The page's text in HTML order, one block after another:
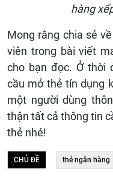
hàng
Mong rằng chia sẻ
viên trong bài viết
cho bạn đọc. Ở thời
cầu mở thẻ tín dụng
một người dùng
thận tất cả thông tin
thẻ nhé!
CHỦ ĐỀ thẻ ngân hàng